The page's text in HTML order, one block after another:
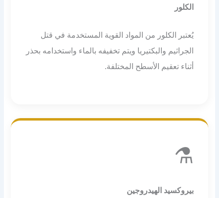
الكلور
يُعتبر الكلور من المواد القوية المستخدمة في قتل
الجراثيم والبكتيريا ويتم تخفيفه بالماء واستخدامه بحذر
أثناء تعقيم الأسطح المختلفة.
⚗️
بيروكسيد الهيدروجين